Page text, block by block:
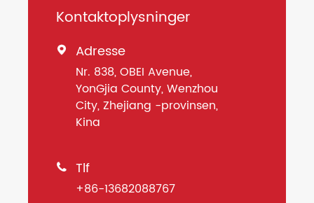
Kontaktoplysninger
 Adresse
Nr. 838, OBEI Avenue,
YonGjia County, Wenzhou
City, Zhejiang -provinsen,
Kina
 Tlf
+86-13682088767